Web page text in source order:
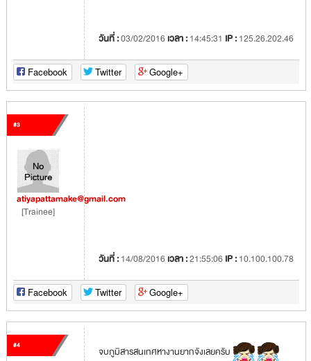
วันที่ :03/02/2016เวลา :14:45:31 IP :125.26.202.46
Facebook Twitter Google+
#3
atiyapattamake@gmail.com
[Trainee]
วันที่ :14/08/2016เวลา :21:55:06IP :10.100.100.78
Facebook Twitter Google+
#4 จบภูมิสารสนเทศหางานยากจังเลยครับ